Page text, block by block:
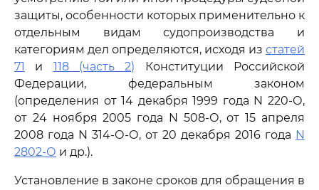
защиты, особенности которых применительно к
отдельным видам судопроизводства и
категориям дел определяются, исходя из статей
71
и 118 (часть 2) Конституции Российской
Федерации, федеральным законом
(определения от 14 декабря 1999 года N 220-О,
от 24 ноября 2005 года N 508-О, от 15 апреля
2008 года N 314-О-О, от 20 декабря 2016 года N
2802-О и др.).
Установление в законе сроков для обращения в